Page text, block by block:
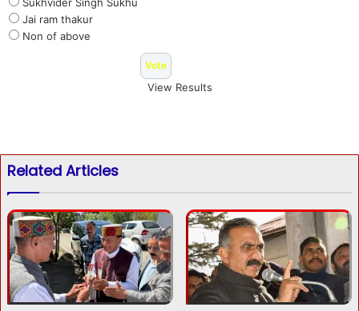
Jai ram thakur
Non of above
View Results
Related Articles